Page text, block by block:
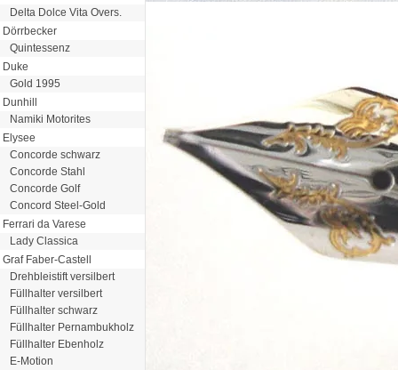
Delta Dolce Vita Overs.
Dörrbecker
Quintessenz
Duke
Gold 1995
Dunhill
Namiki Motorites
Elysee
Concorde schwarz
Concorde Stahl
Concorde Golf
Concord Steel-Gold
Ferrari da Varese
Lady Classica
Graf Faber-Castell
Drehbleistift versilbert
Füllhalter versilbert
Füllhalter schwarz
Füllhalter Pernambukholz
Füllhalter Ebenholz
E-Motion